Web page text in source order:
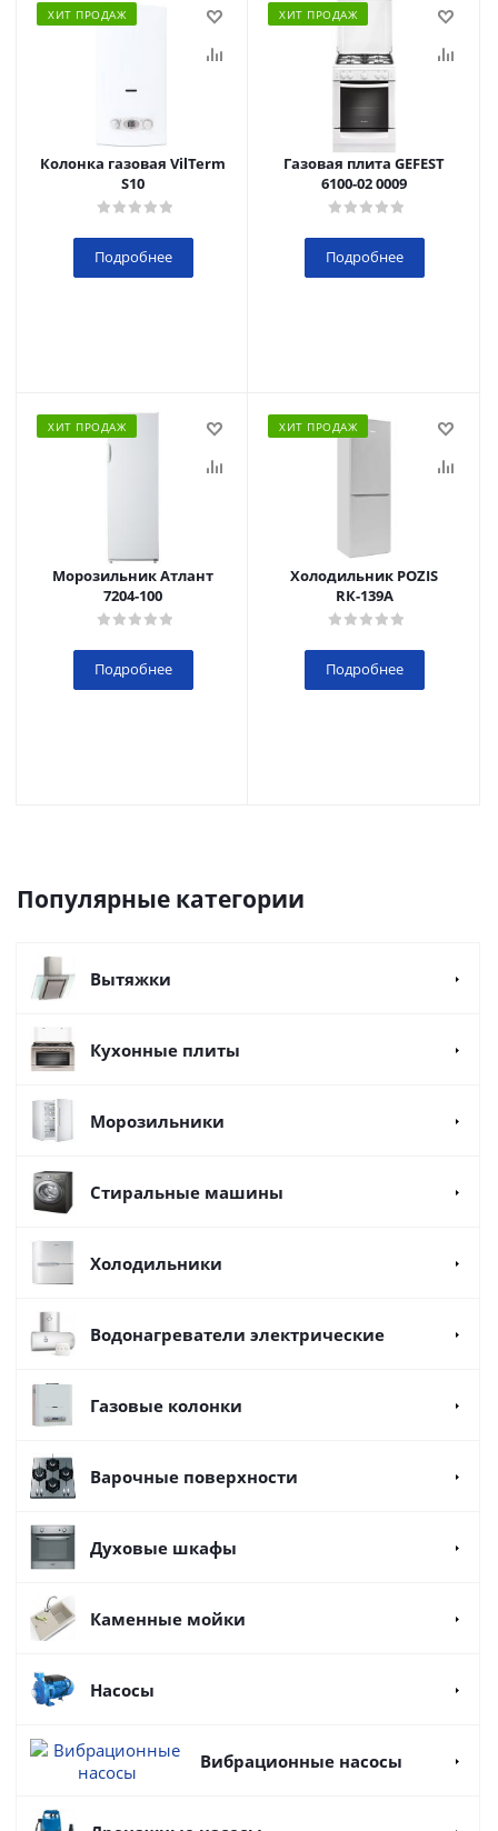
ХИТ ПРОДАЖ
Колонка газовая VilTerm
S10
Подробнее
ХИТ ПРОДАЖ
Газовая плита GEFEST
6100-02 0009
Подробнее
ХИТ ПРОДАЖ
Морозильник Атлант
7204-100
Подробнее
ХИТ ПРОДАЖ
Холодильник POZIS
RК-139А
Подробнее
Популярные категории
Вытяжки
Кухонные плиты
Морозильники
Стиральные машины
Холодильники
Водонагреватели электрические
Газовые колонки
Варочные поверхности
Духовые шкафы
Каменные мойки
Насосы
Вибрационные насосы